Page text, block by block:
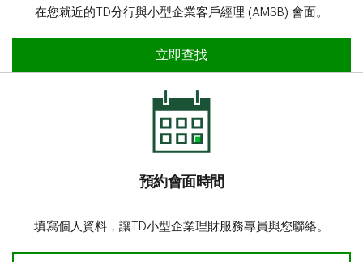
在您就近的TD分行與小型企業客戶經理 (AMSB) 會面。
立即查找
預約會面時間
填寫個人資料，讓TD小型企業理財服務專員與您聯絡。